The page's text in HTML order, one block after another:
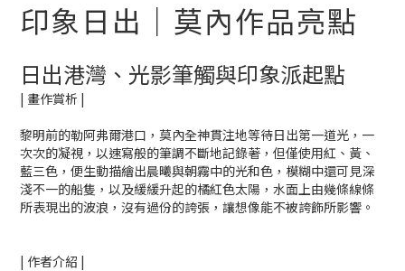
印象日出｜莫內作品亮點
日出港灣、光影筆觸與印象派起點
| 畫作賞析 |
黎明前的勒阿弗爾港口，莫內全神貫注地等待日出第一道光，一
次次的凝視，以速寫般的筆調不斷地記錄著，但僅使用紅、黃、
藍三色，便生動描繪出晨曦與朝霧中的光和色，模糊中還可見深
淺不一的船隻，以及緩緩升起的橘紅色太陽，水面上由幾條線條
所表現出的波浪，沒有過份的誇張，讓想像能不被誇飾所影響。
| 作者介紹 |